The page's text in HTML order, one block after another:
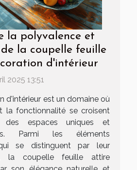
la polyvalence et
la coupelle feuille
d'intérieur
2025 13:51
d'intérieur est un domaine où
la fonctionnalité se croisent
des espaces uniques et
Parmi les éléments
se distinguent par leur
la coupelle feuille attire